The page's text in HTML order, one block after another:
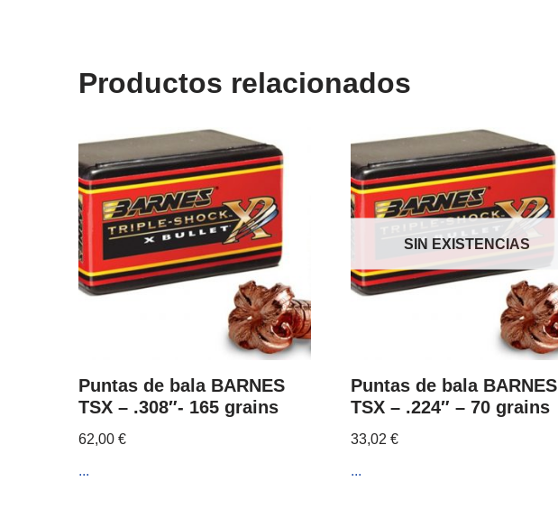
Productos relacionados
Puntas de bala BARNES
TSX – .308″- 165 grains
62,00 €
...
SIN EXISTENCIAS
Puntas de bala BARNES
TSX – .224″ – 70 grains
33,02€
...